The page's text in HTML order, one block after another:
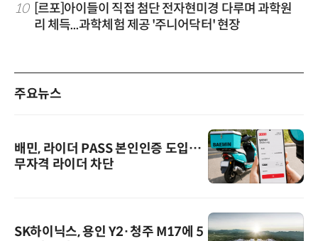
10
[르포]아이들이 직접 첨단 전자현미경 다루며 과학원
리 체득...과학체험 제공 '주니어닥터' 현장
주요뉴스
배민, 라이더 PASS 본인인증 도입…
무자격 라이더 차단
SK하이닉스, 용인 Y2·청주 M17에 5